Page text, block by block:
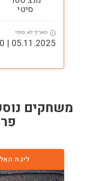
סיטי
i תאריך לא סופי
05.11.2025 | 20:00
משחקים
ליגת